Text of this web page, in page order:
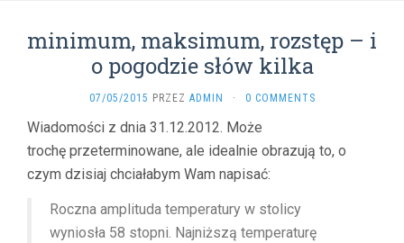
minimum, maksimum, rozstęp – i
o pogodzie słów kilka
07/05/2015 PRZEZ ADMIN · 0 COMMENTS
Wiadomości z dnia 31.12.2012. Może
trochę przeterminowane, ale idealnie obrazują to, o
czym dzisiaj chciałabym Wam napisać:
Roczna amplituda temperatury w stolicy
wyniosła 58 stopni. Najniższą temperaturę